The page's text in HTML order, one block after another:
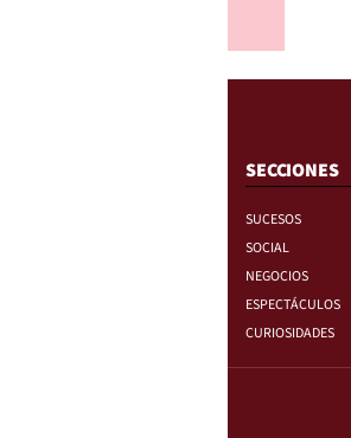
SECCIONES
SUCESOS
SOCIAL
NEGOCIOS
ESPECTÁCULOS
CURIOSIDADES